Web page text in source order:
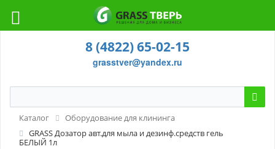
8 (4822) 65-02-15
grasstver@yandex.ru
Каталог
Оборудование для клининга
GRASS Дозатор авт.для мыла и дезинф.средств гель
БЕЛЫЙ 1л